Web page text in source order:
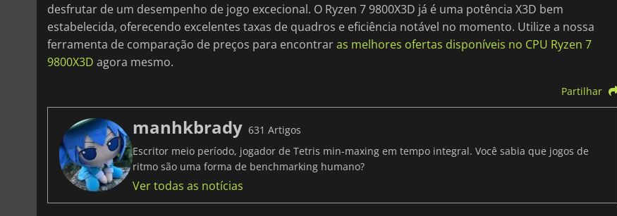
desfrutar de um desempenho de jogo excecional. O Ryzen 7 9800X3D já é uma potência X3D bem
estabelecida, oferecendo excelentes taxas de quadros e eficiência notável no momento. Utilize a nossa
ferramenta de comparação de preços para encontraras melhores ofertas disponíveis no CPU Ryzen 7
9800X3D agora mesmo.
Partilhar
manhkbrady 631 Artigos
Escritor meio período, jogador de Tetris min-maxing em tempo integral. Você sabia que jogos de
ritmo são uma forma de benchmarking humano?
Ver todas as notícias